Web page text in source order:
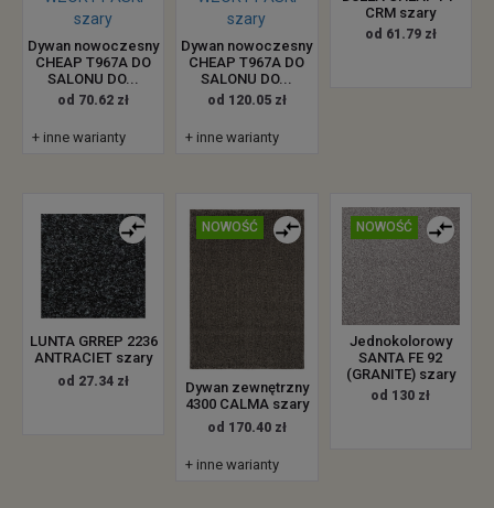
Dywan nowoczesny
CHEAP T967A DO
SALONU DO...
od 70.62 zł
+ inne warianty
Dywan nowoczesny
CHEAP T967A DO
SALONU DO...
od 120.05 zł
+ inne warianty
CRM szary
od 61.79 zł
LUNTA GRREP 2236
ANTRACIET szary
od 27.34 zł
NOWOŚĆ
Dywan zewnętrzny
4300 CALMA szary
od 170.40 zł
+ inne warianty
NOWOŚĆ
Jednokolorowy
SANTA FE 92
(GRANITE) szary
od 130 zł